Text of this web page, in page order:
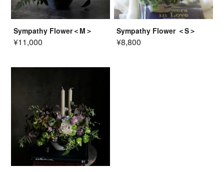
Sympathy Flower＜M＞
¥11,000
Sympathy Flower ＜S＞
¥8,800